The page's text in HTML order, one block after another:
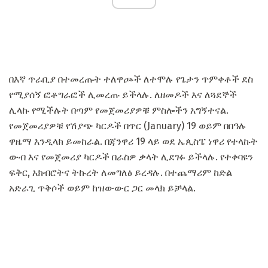
በእኛ ጥራቢያ በተመረጡት ተለዋጮች ለተሞሉ የጌታን ጥምቀቶች ደስ
የሚያሰኝ ፎቶግራፎች ሊመረጡ ይችላሉ. ለዘመዶች እና ለጓደኞች
ሊላኩ የሚችሉት በጣም የመጀመሪያዎቹ ምስሎችን አግኝተናል.
የመጀመሪያዎቹ የሽያጭ ካርዶች በጥር (January) 19 ወይም በበዓሉ
ዋዜማ እንዲላክ ይመከራል. በጃንዋሪ 19 ላይ ወደ ኤጲስፔ ነዋሪ የተላኩት
ውብ እና የመጀመሪያ ካርዶች በራስዎ ቃላት ሊደገፉ ይችላሉ. የተቀባዩን
ፍቅር, አክብሮትና ትኩረት ለመግለፅ ይረዳሉ. በተጨማሪም ከድል
አድራጊ ጥቅሶች ወይም ከዝውውር ጋር መላክ ይቻላል.